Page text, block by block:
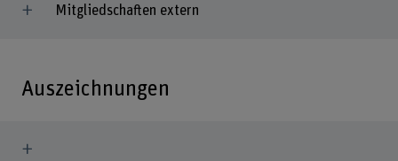
Mitgliedschaften extern
Auszeichnungen